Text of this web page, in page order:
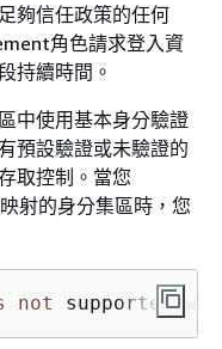
夠信任政策的任何
角色請求登入資
持續時間。
中使用基本身分驗證
預設驗證或未驗證的
取控制。當您
射的身分集區時，您
not supported